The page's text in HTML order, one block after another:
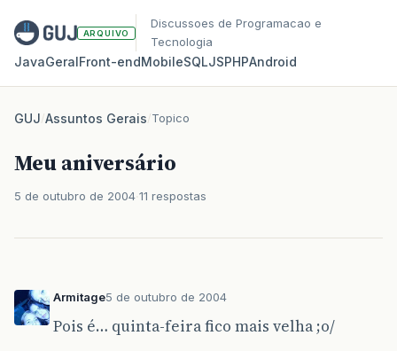
ARQUIVO
Discussoes de Programacao e
Tecnologia
JavaGeralFront‑endMobileSQLJSPHPAndroid
GUJ/Assuntos Gerais/Topico
Meu aniversário
5 de outubro de 2004 11 respostas
Armitage5 de outubro de 2004
Pois é… quinta-feira fico mais velha ;o/